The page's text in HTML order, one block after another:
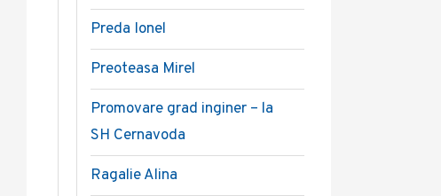
Preda Ionel
Preoteasa Mirel
Promovare grad inginer – la
SH Cernavoda
Ragalie Alina